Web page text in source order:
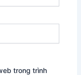
trong trình